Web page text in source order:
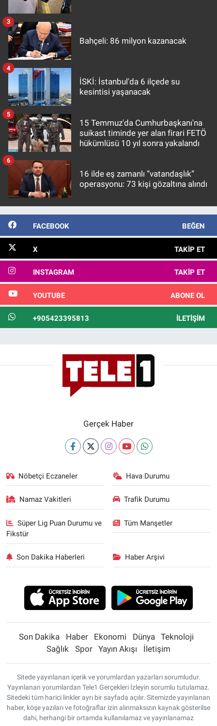
Bahçeli: 86 milyon kazanacak
3
İSKİ: İstanbul'da 6 ilçede su
kesintisi yaşanacak
4
15 Temmuz'da Cumhurbaşkanı'na
suikast timinde yer alan firari FETÖ
hükümlüsü 10 yıl sonra yakalandı
5
16 ilde eş zamanlı “vatandaşlık”
operasyonu: 73 kişi gözaltına alındı
6
FACEBOOK BEĞEN
X TAKIP ET
INSTAGRAM TAKIP ET
YOUTUBE ABONE OL
+905423395813 İLETIŞIM
Gerçek Haber
Nöbetçi Eczaneler Hava Durumu
Namaz Vakitleri Trafik Durumu
Süper Lig Puan Durumu ve
Fikstür
Tüm Manşetler
Son Dakika Haberleri Haber Arşivi
Son Dakika Haber Ekonomi Dünya
Teknoloji
Sağlık
Spor Yayın Akışı İletişim
Sitede yayınlanan içerik ve yorumlardan yazarları sorumludur.
Yayınlanan yorumlardan Tele1 Gerçekleri İzleyin sorumlu tutulamaz.
Sitedeki tüm harici linkler ayrı bir sayfada açılır. Sitemizde yayınlanan
haber, köşe yazıları ve fotoğraflar izin alınmaksızın kaynak gösterilse
dahi, herhangi bir ortamda kullanılamaz ve yayınlanamaz